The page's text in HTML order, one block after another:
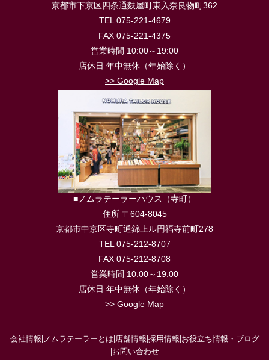
京都市下京区四条通麩屋町東入奈良物町362
TEL 075-221-4679
FAX 075-221-4375
営業時間 10:00～19:00
店休日 年中無休（年始除く）
>> Google Map
■ノムラテーラーハウス（寺町）
住所 〒604-8045
京都市中京区寺町通錦上ル円福寺前町278
TEL 075-212-8707
FAX 075-212-8708
営業時間 10:00～19:00
店休日 年中無休（年始除く）
>> Google Map
会社情報 ノムラテーラーとは 店舗情報 採用情報 お役立ち情報・ブログ
お問い合わせ